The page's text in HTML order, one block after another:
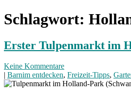
Schlagwort:
Erster Tulpenmarkt im
Keine Kommentare
| Barnim entdecken, Freizeit-Tipps,